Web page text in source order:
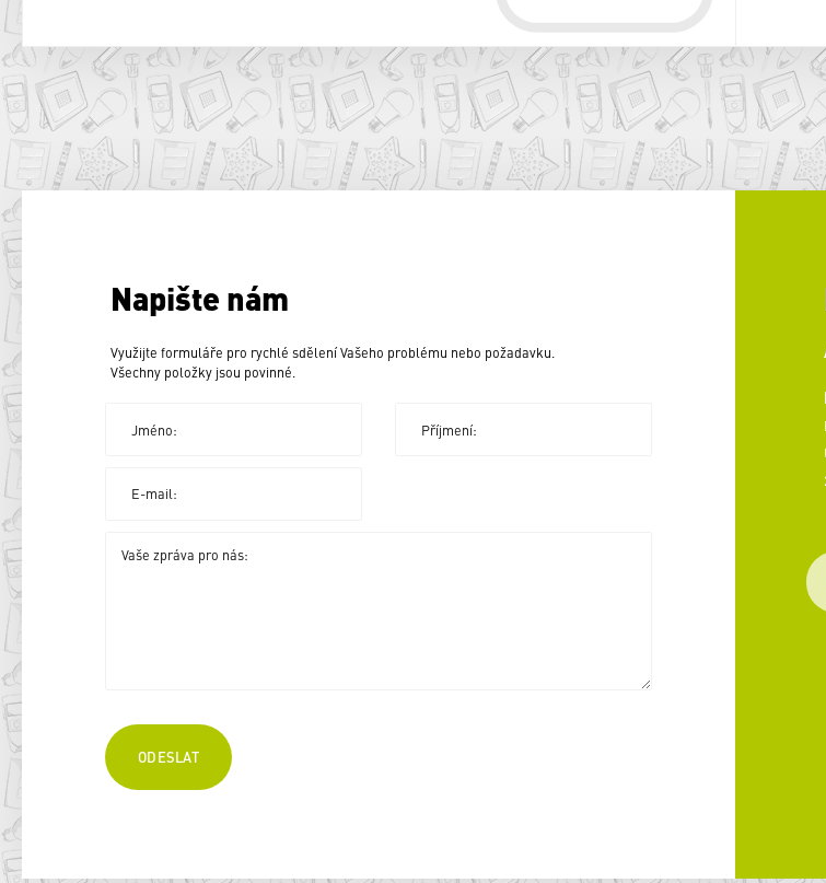
Napište nám
Využijte formuláře pro rychlé sdělení Vašeho problému nebo požadavku.
Všechny položky jsou povinné.